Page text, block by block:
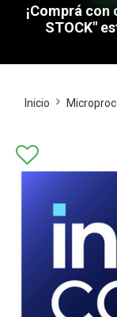
¡Comprá
STOCK"
Inicio